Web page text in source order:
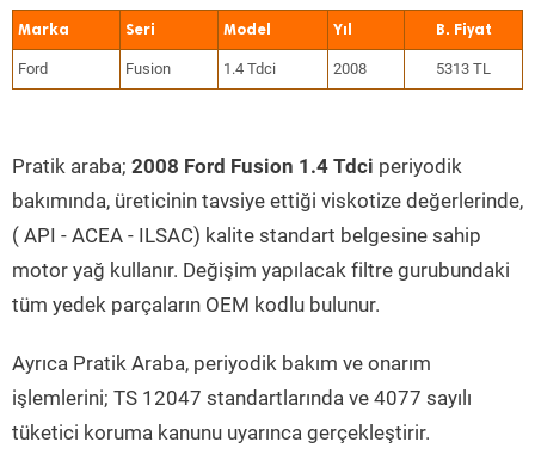
Marka Seri Model Yıl
Ford Fusion 1.4 Tdci 2008 5313 TL
Pratik araba; 2008 Ford Fusion 1.4 Tdci periyodik
bakımında, üreticinin tavsiye ettiği viskotize değerlerinde,
( API - ACEA - ILSAC) kalite standart belgesine sahip
motor yağ kullanır. Değişim yapılacak filtre gurubundaki
tüm yedek parçaların OEM kodlu bulunur.
Ayrıca Pratik Araba, periyodik bakım ve onarım
işlemlerini; TS 12047 standartlarında ve 4077 sayılı
tüketici koruma kanunu uyarınca gerçekleştirir.